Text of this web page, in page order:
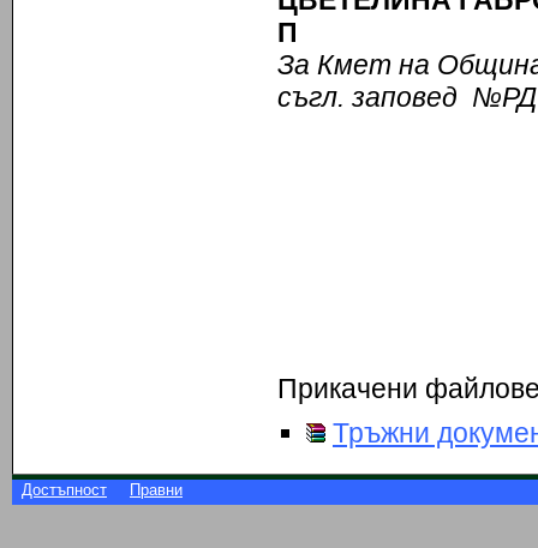
П
За Кмет на
съгл. заповед
Прикачени
Тръжни
Достъпност Правни